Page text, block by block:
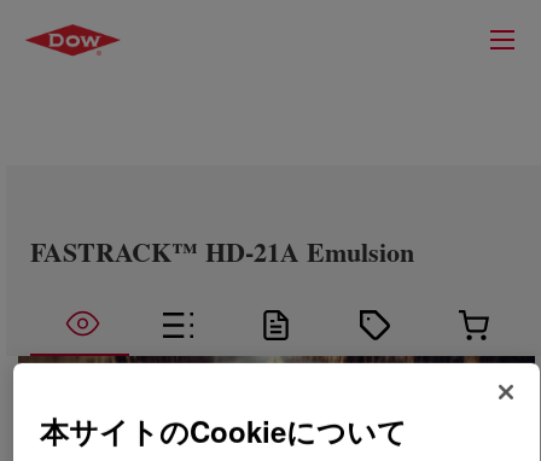
FASTRACK™ HD-21A Emulsion
本サイトのCookieについて